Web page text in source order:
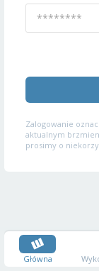
Zalogowanie
aktualnym
prosimy o
Główna